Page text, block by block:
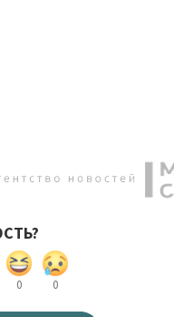
0 0